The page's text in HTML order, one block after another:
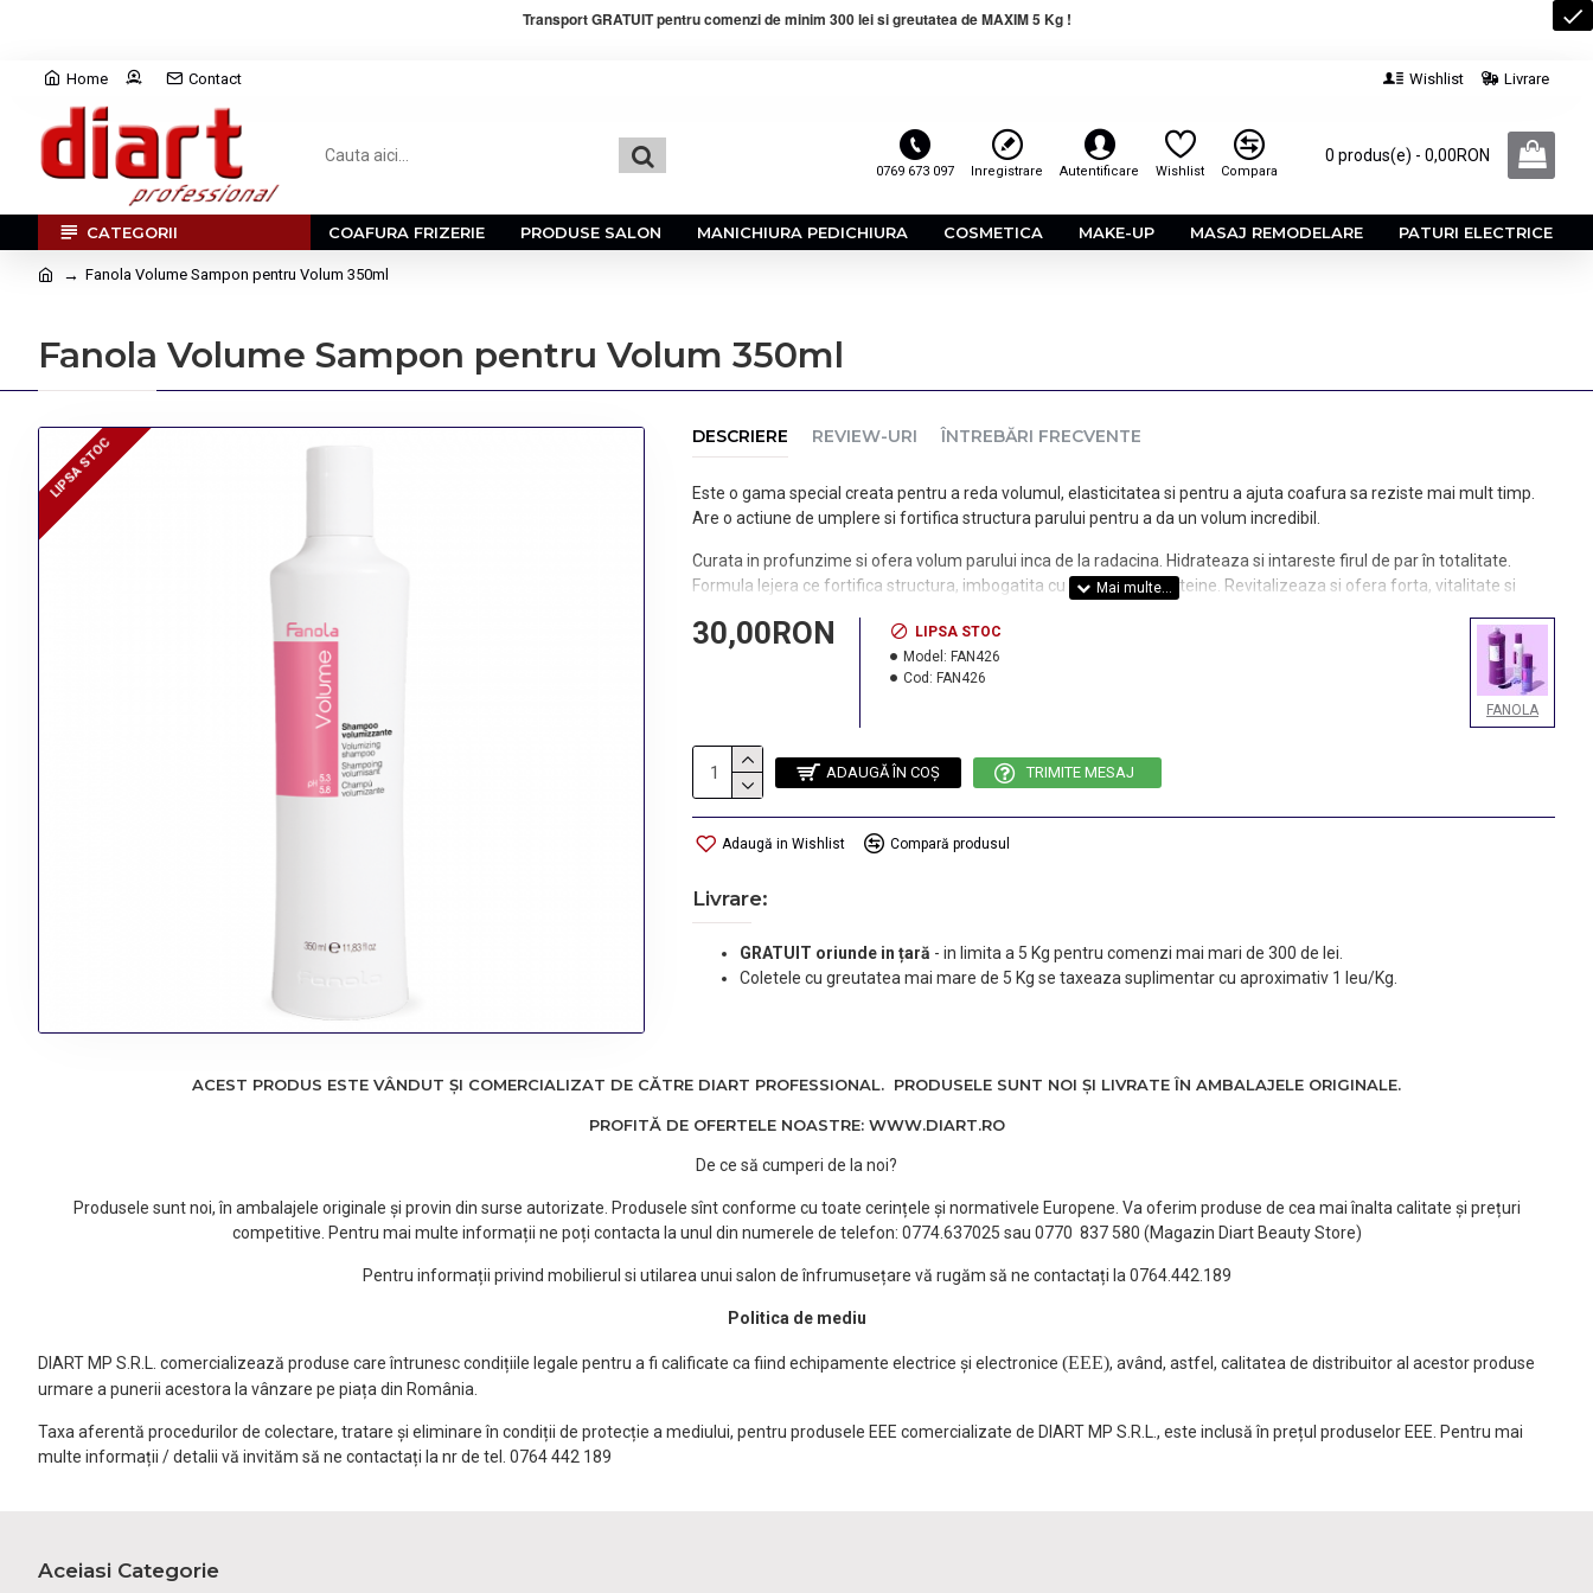
Transport GRATUIT pentru comenzi de minim 300 lei si greutatea de MAXIM 5 Kg !
Home Contact Wishlist Livrare
0769 673 097 Inregistrare Autentificare Wishlist Compara
0 produs(e) - 0,00RON
CATEGORII COAFURA FRIZERIE PRODUSE SALON MANICHIURA PEDICHIURA COSMETICA MAKE-UP MASAJ REMODELARE PATURI ELECTRICE
Fanola Volume Sampon pentru Volum 350ml
Fanola Volume Sampon pentru Volum 350ml
LIPSA STOC
LIPSA STOC DESCRIERE REVIEW-URI ÎNTREBĂRI FRECVENTE
Este o gama special creata pentru a reda volumul, elasticitatea si pentru a ajuta coafura sa reziste mai mult timp.
Are o actiune de umplere si fortifica structura parului pentru a da un volum incredibil.
Curata in profunzime si ofera volum parului inca de la radacina. Hidrateaza si intareste firul de par în totalitate.
Formula lejera ce fortifica structura, imbogatita cu pantenol si proteine. Revitalizeaza si ofera forta, vitalitate si
Mod de utilizare: aplicati pe parul ud, masati si clatiti.
30,00RON
LIPSA STOC
Model: FAN426
Cod: FAN426
FANOLA
ADAUGĂ ÎN COŞ TRIMITE MESAJ
Adaugă in Wishlist Compară produsul
Livrare:
GRATUIT oriunde in țară - in limita a 5 Kg pentru comenzi mai mari de 300 de lei.
Coletele cu greutatea mai mare de 5 Kg se taxeaza suplimentar cu aproximativ 1 leu/Kg.
ACEST PRODUS ESTE VÂNDUT ȘI COMERCIALIZAT DE CĂTRE DIART PROFESSIONAL. PRODUSELE SUNT NOI ȘI LIVRATE ÎN AMBALAJELE ORIGINALE.
PROFITĂ DE OFERTELE NOASTRE: WWW.DIART.RO
De ce să cumperi de la noi?
Produsele sunt noi, în ambalajele originale și provin din surse autorizate. Produsele sînt conforme cu toate cerințele și normativele Europene. Va oferim produse de cea mai înalta calitate și prețuri
competitive. Pentru mai multe informații ne poți contacta la unul din numerele de telefon: 0774.637025 sau 0770 837 580 (Magazin Diart Beauty Store)
Pentru informații privind mobilierul si utilarea unui salon de înfrumusețare vă rugăm să ne contactați la 0764.442.189
Politica de mediu
DIART MP S.R.L. comercializează produse care întrunesc condițiile legale pentru a fi calificate ca fiind echipamente electrice și electronice (EEE), având, astfel, calitatea de distribuitor al acestor produse
urmare a punerii acestora la vânzare pe piața din România.
Taxa aferentă procedurilor de colectare, tratare și eliminare în condiții de protecție a mediului, pentru produsele EEE comercializate de DIART MP S.R.L., este inclusă în prețul produselor EEE. Pentru mai
multe informații / detalii vă invităm să ne contactați la nr de tel. 0764 442 189
Aceiasi Categorie